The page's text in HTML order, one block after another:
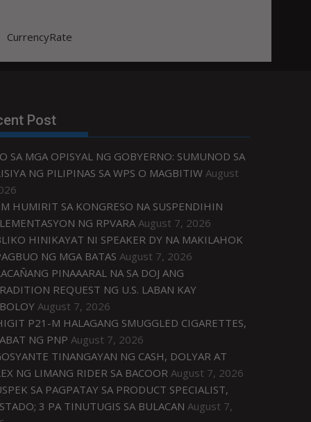
CurrencyRate
Post
SA MGA OPISYAL NG GOBYERNO: SUMUNOD SA
NG PILIPINAS SA WPS O MAGBITIW August
HUMIRIT SA KONGRESO NA SUSPENDIHIN
NG RPVARA August 7, 2026
HINIKAYAT NI SPEAKER DY NA MAKILAHOK
NG MGA BATAS August 7, 2026
PINAAARAL NA SA DOJ ANG
REQUEST NG U.S. LABAN KAY
August 7, 2026
P21-M HALAGANG SMUGGLED CIGARETTES,
NG PNP August 7, 2026
TINANGAYAN NG CASH, DOLYAR AT
NG LIMANG RIDER SA BACOOR August 7, 2026
SA PAGPATAY SA PRODUCT SPECIALIST,
3 PA TINUTUGIS SA BULACAN August 7,